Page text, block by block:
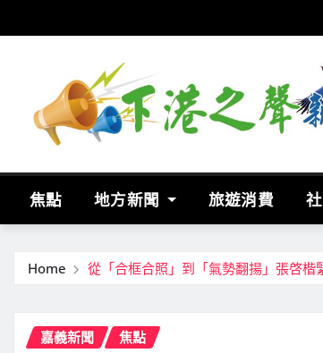
to
焦點 地方新聞 旅遊消費
Home 從「合框合照」到「氣勢翻揚」張啓楷
嘉義新聞 焦點